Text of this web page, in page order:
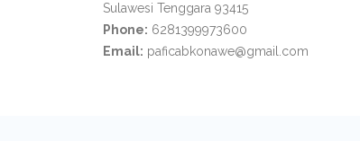
Sulawesi Tenggara 93415
Phone: 6281399973600
Email: paficabkonawe@gmail.com